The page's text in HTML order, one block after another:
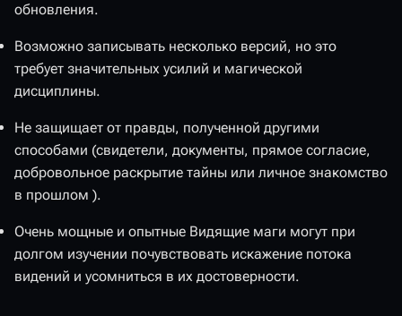
обновления.
Возможно записывать несколько версий, но это
требует значительных усилий и магической
дисциплины.
Не защищает от правды, полученной другими
способами (свидетели, документы, прямое согласие,
добровольное раскрытие тайны или личное знакомство
в прошлом ).
Очень мощные и опытные Видящие маги могут при
долгом изучении почувствовать искажение потока
видений и усомниться в их достоверности.